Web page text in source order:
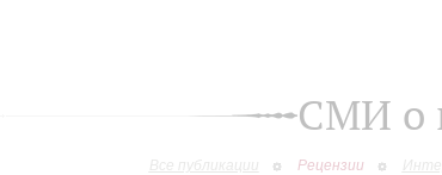
СМИ о
Все публикации Рецензии